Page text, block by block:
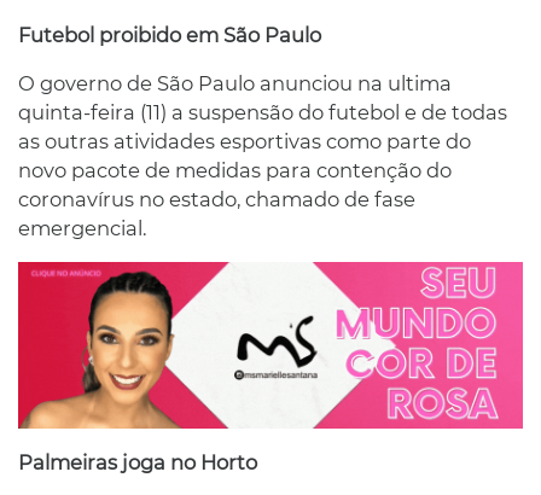
Futebol proibido em São Paulo
O governo de São Paulo anunciou na ultima
quinta-feira (11) a suspensão do futebol e de todas
as outras atividades esportivas como parte do
novo pacote de medidas para contenção do
coronavírus no estado, chamado de fase
emergencial.
Palmeiras joga no Horto